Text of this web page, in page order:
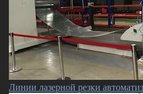
Линии лазерной резки